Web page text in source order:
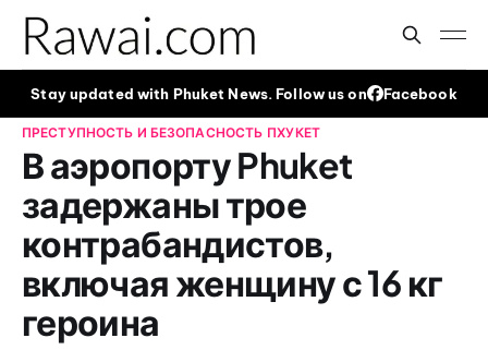
Stay updated with Phuket News. Follow us on Facebook
ПРЕСТУПНОСТЬ И БЕЗОПАСНОСТЬ ПХУКЕТ
В аэропорту Phuket
задержаны трое
контрабандистов,
включая женщину с 16 кг
героина